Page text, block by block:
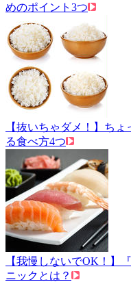
めのポイント3つ
【抜いちゃダメ！】ち
る食べ方4つ
【我慢しないでOK！】
ニックとは？